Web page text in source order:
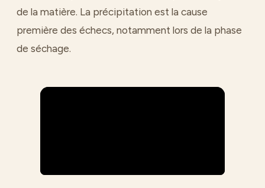
de la matière. La précipitation est la cause
première des échecs, notamment lors de la phase
de séchage.